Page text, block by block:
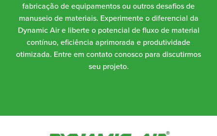
fabricação de equipamentos ou outros desafios de
manuseio de materiais. Experimente o diferencial da
Dynamic Air e liberte o potencial de fluxo de material
contínuo, eficiência aprimorada e produtividade
otimizada. Entre em contato conosco para discutirmos
seu projeto.